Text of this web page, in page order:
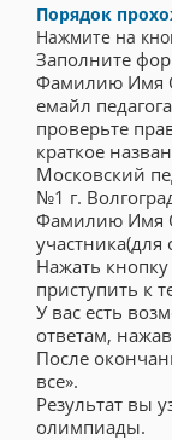
Порядок
Нажмите на
Заполните
Фамилию Имя
емайл
проверьте
краткое
Московский
№1 г.
Фамилию Имя
участника(для
Нажать кнопку
приступить к
У вас есть
ответам,
После
все».
Результат вы
олимпиады.